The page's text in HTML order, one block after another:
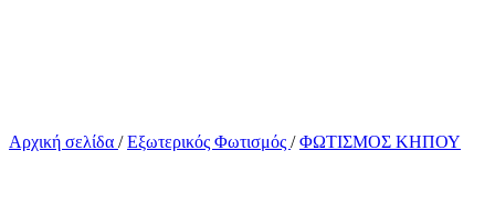
Αρχική σελίδα / Εξωτερικός Φωτισμός / ΦΩΤΙΣΜΟΣ ΚΗΠΟΥ